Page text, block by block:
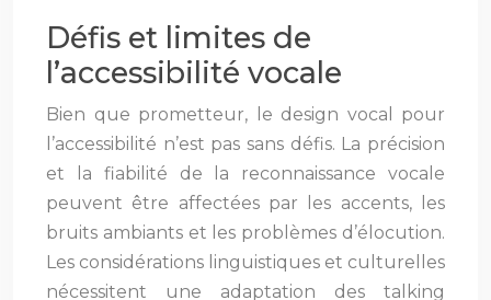
Défis et limites de
l’accessibilité vocale
Bien que prometteur, le design vocal pour
l’accessibilité n’est pas sans défis. La précision
et la fiabilité de la reconnaissance vocale
peuvent être affectées par les accents, les
bruits ambiants et les problèmes d’élocution.
Les considérations linguistiques et culturelles
nécessitent une adaptation des talking